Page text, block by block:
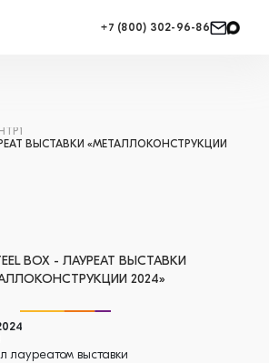
+7 (800) 302-96-86
ВЫСТАВКИ «МЕТАЛЛОКОНСТРУКЦИИ
BOX - ЛАУРЕАТ ВЫСТАВКИ
2024»
лауреатом выставки